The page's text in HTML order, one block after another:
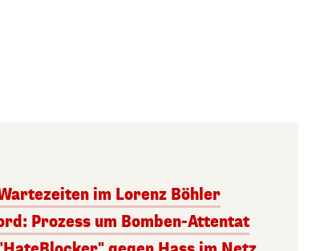
im Lorenz Böhler
Prozess um Bomben-Attentat